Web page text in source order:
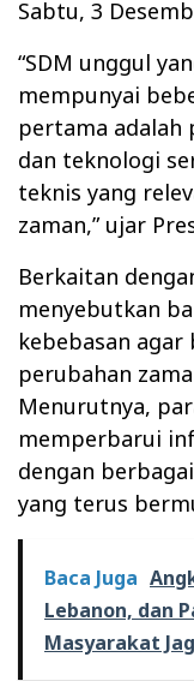
Sabtu, 3
“SDM unggul
mempunyai
pertama adalah
dan teknologi
teknis yang
zaman,” ujar
Berkaitan
menyebutkan
kebebasan
perubahan
Menurutnya,
memperbarui
dengan
yang terus
Baca Juga
Lebanon, dan
Masyarakat